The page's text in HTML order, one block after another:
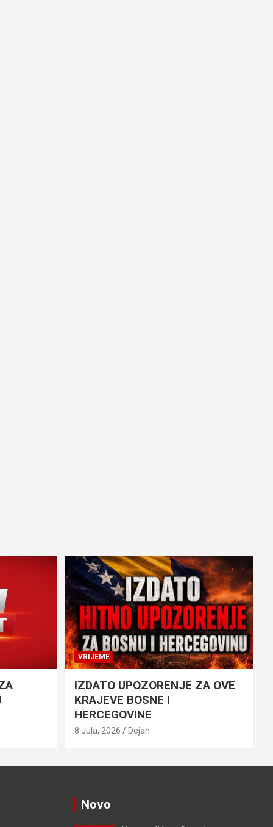
VRIJEME
IZDATO UPOZORENJE ZA OVE
KRAJEVE BOSNE I
HERCEGOVINE
8 Jula, 2026 Dejan
Novo